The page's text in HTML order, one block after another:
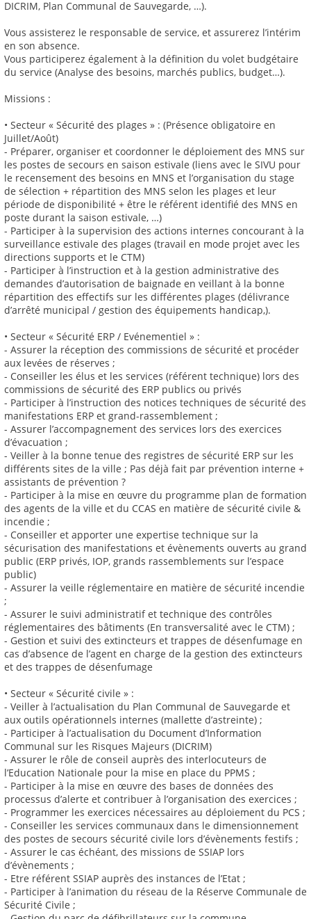
DICRIM, Plan Communal de Sauvegarde, …).
Vous assisterez le responsable de service, et assurerez l’intérim
en son absence.
Vous participerez également à la définition du volet budgétaire
du service (Analyse des besoins, marchés publics, budget…).
Missions :
• Secteur « Sécurité des plages » : (Présence obligatoire en
Juillet/Août)
- Préparer, organiser et coordonner le déploiement des MNS sur
les postes de secours en saison estivale (liens avec le SIVU pour
le recensement des besoins en MNS et l’organisation du stage
de sélection + répartition des MNS selon les plages et leur
période de disponibilité + être le référent identifié des MNS en
poste durant la saison estivale, …)
- Participer à la supervision des actions internes concourant à la
surveillance estivale des plages (travail en mode projet avec les
directions supports et le CTM)
- Participer à l’instruction et à la gestion administrative des
demandes d’autorisation de baignade en veillant à la bonne
répartition des effectifs sur les différentes plages (délivrance
d’arrêté municipal / gestion des équipements handicap,).
• Secteur « Sécurité ERP / Evénementiel » :
- Assurer la réception des commissions de sécurité et procéder
aux levées de réserves ;
- Conseiller les élus et les services (référent technique) lors des
commissions de sécurité des ERP publics ou privés
- Participer à l’instruction des notices techniques de sécurité des
manifestations ERP et grand-rassemblement ;
- Assurer l’accompagnement des services lors des exercices
d’évacuation ;
- Veiller à la bonne tenue des registres de sécurité ERP sur les
différents sites de la ville ; Pas déjà fait par prévention interne +
assistants de prévention ?
- Participer à la mise en œuvre du programme plan de formation
des agents de la ville et du CCAS en matière de sécurité civile &
incendie ;
- Conseiller et apporter une expertise technique sur la
sécurisation des manifestations et évènements ouverts au grand
public (ERP privés, IOP, grands rassemblements sur l’espace
public)
- Assurer la veille réglementaire en matière de sécurité incendie
;
- Assurer le suivi administratif et technique des contrôles
réglementaires des bâtiments (En transversalité avec le CTM) ;
- Gestion et suivi des extincteurs et trappes de désenfumage en
cas d’absence de l’agent en charge de la gestion des extincteurs
et des trappes de désenfumage
• Secteur « Sécurité civile » :
- Veiller à l’actualisation du Plan Communal de Sauvegarde et
aux outils opérationnels internes (mallette d’astreinte) ;
- Participer à l’actualisation du Document d’Information
Communal sur les Risques Majeurs (DICRIM)
- Assurer le rôle de conseil auprès des interlocuteurs de
l’Education Nationale pour la mise en place du PPMS ;
- Participer à la mise en œuvre des bases de données des
processus d’alerte et contribuer à l’organisation des exercices ;
- Programmer les exercices nécessaires au déploiement du PCS ;
- Conseiller les services communaux dans le dimensionnement
des postes de secours sécurité civile lors d’évènements festifs ;
- Assurer le cas échéant, des missions de SSIAP lors
d’évènements ;
- Etre référent SSIAP auprès des instances de l’Etat ;
- Participer à l’animation du réseau de la Réserve Communale de
Sécurité Civile ;